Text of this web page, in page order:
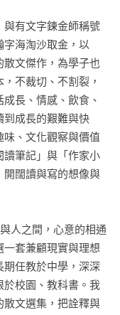
與有文字鍊金師稱號
字海淘沙取金，以
散文傑作，為學子也
不裁切、不割裂，
長、情感、飲食、
到成長的艱難與快
、文化觀察與價值
讀筆記」與「作家小
開闊讀與寫的想像與
人之間，心意的相通
套兼顧現實與理想
期任教於中學，深深
於校園、教科書。我
散文選集，把詮釋與